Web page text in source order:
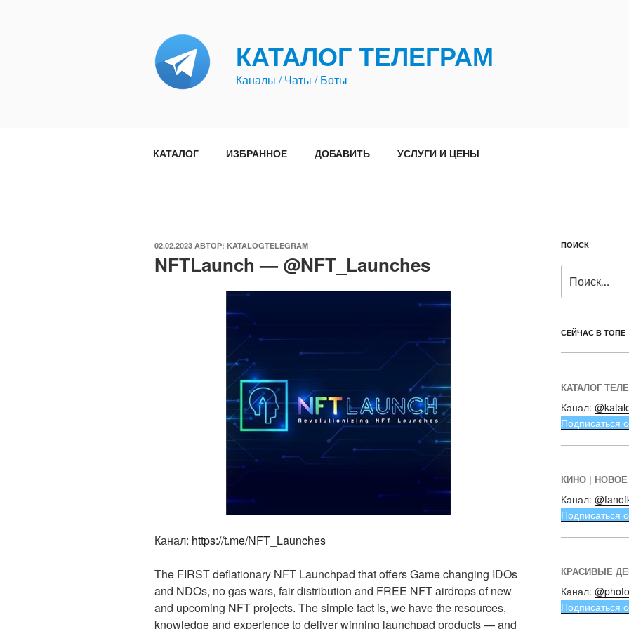
КАТАЛОГ ТЕЛЕГРАМ
Каналы / Чаты / Боты
КАТАЛОГ ИЗБРАННОЕ ДОБАВИТЬ УСЛУГИ И ЦЕНЫ
ОПУБЛИКОВАНО
02.02.2023 АВТОР: KATALOGTELEGRAM
NFTLaunch — @NFT_Launches
Канал: https://t.me/NFT_Launches
The FIRST deflationary NFT Launchpad that offers Game changing IDOs
and NDOs, no gas wars, fair distribution and FREE NFT airdrops of new
and upcoming NFT projects. The simple fact is, we have the resources,
knowledge and experience to deliver winning launchpad products — and
ПОИСК
СЕЙЧАС В ТОПЕ
КАТАЛОГ
Канал:
Подписаться
КИНО |
Канал:
Подписаться
КРАСИВЫЕ
Канал:
Подписаться